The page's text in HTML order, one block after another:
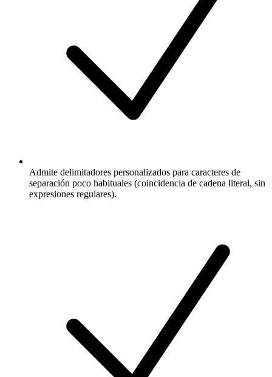
Admite delimitadores personalizados para caracteres de
separación poco habituales (coincidencia de cadena literal, sin
expresiones regulares).